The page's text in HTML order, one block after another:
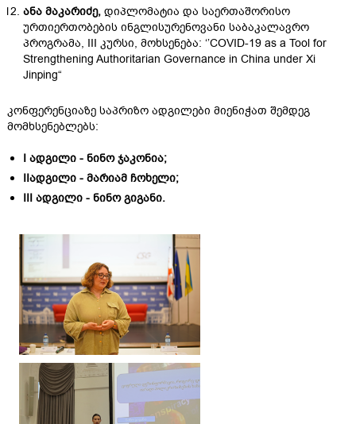
ანა მაკარიძე, დიპლომატია და საერთაშორისო
ურთიერთობების ინგლისურენოვანი საბაკალავრო
პროგრამა, III კურსი, მოხსენება: ‘’COVID-19 as a Tool for
Strengthening Authoritarian Governance in China under Xi
Jinping“
კონფერენციაზე საპრიზო ადგილები მიენიჭათ შემდეგ
მომხსენებლებს:
I ადგილი - ნინო ჯაკონია;
IIადგილი - მარიამ ჩოხელი;
III ადგილი - ნინო გიგანი.